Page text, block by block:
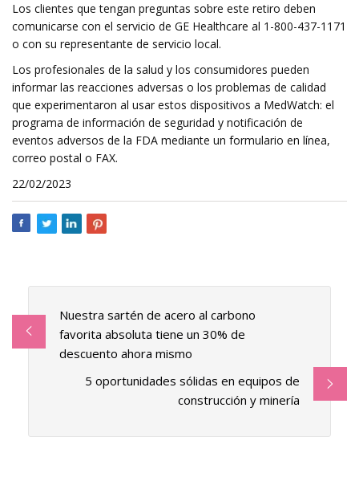
Los clientes que tengan preguntas sobre este retiro deben
comunicarse con el servicio de GE Healthcare al 1-800-437-1171
o con su representante de servicio local.
Los profesionales de la salud y los consumidores pueden
informar las reacciones adversas o los problemas de calidad
que experimentaron al usar estos dispositivos a MedWatch: el
programa de información de seguridad y notificación de
eventos adversos de la FDA mediante un formulario en línea,
correo postal o FAX.
22/02/2023
Nuestra sartén de acero al carbono
favorita absoluta tiene un 30% de
descuento ahora mismo
5 oportunidades sólidas en equipos de
construcción y minería